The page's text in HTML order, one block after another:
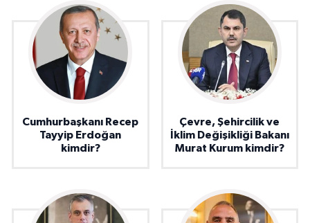
Cumhurbaşkanı Recep
Tayyip Erdoğan
kimdir?
Çevre, Şehircilik ve
İklim Değişikliği Bakanı
Murat Kurum kimdir?